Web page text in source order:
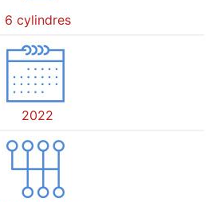
6 cylindres
2022